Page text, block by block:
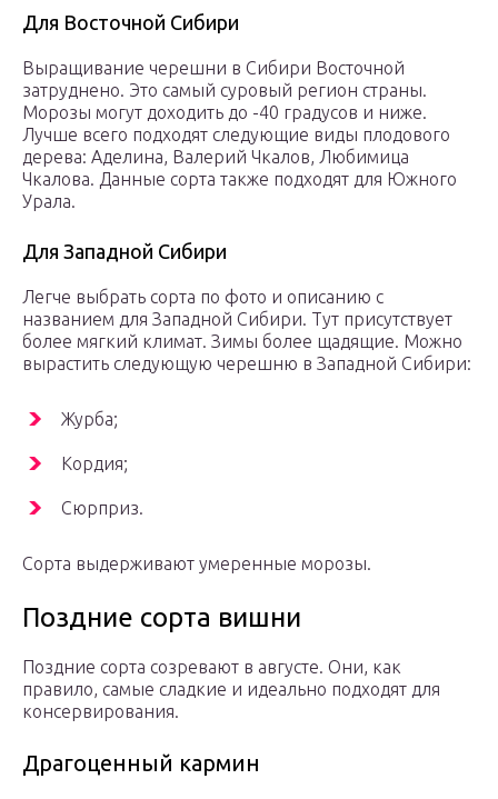
Для Восточной Сибири
Выращивание черешни в Сибири Восточной
затруднено. Это самый суровый регион страны.
Морозы могут доходить до -40 градусов и ниже.
Лучше всего подходят следующие виды плодового
дерева: Аделина, Валерий Чкалов, Любимица
Чкалова. Данные сорта также подходят для Южного
Урала.
Для Западной Сибири
Легче выбрать сорта по фото и описанию с
названием для Западной Сибири. Тут присутствует
более мягкий климат. Зимы более щадящие. Можно
вырастить следующую черешню в Западной Сибири:
Журба;
Кордия;
Сюрприз.
Сорта выдерживают умеренные морозы.
Поздние сорта вишни
Поздние сорта созревают в августе. Они, как
правило, самые сладкие и идеально подходят для
консервирования.
Драгоценный кармин